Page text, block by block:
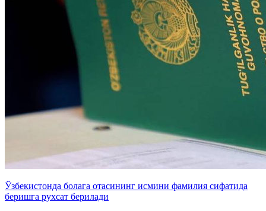
Ўзбекистонда болага отасининг исмини фамилия сифатида
беришга рухсат берилади